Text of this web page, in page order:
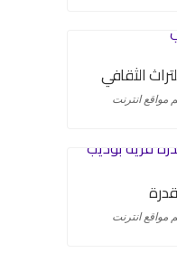
الثقافي
مواقع انترنت
مواقع انترنت